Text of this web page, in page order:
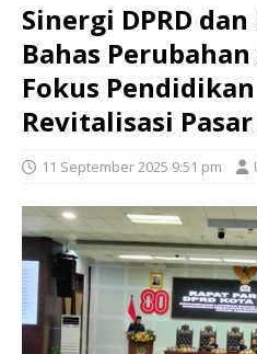
Sinergi DPRD
Bahas Perubahan
Fokus
Revitalisasi
11 September 2025 9:51 pm